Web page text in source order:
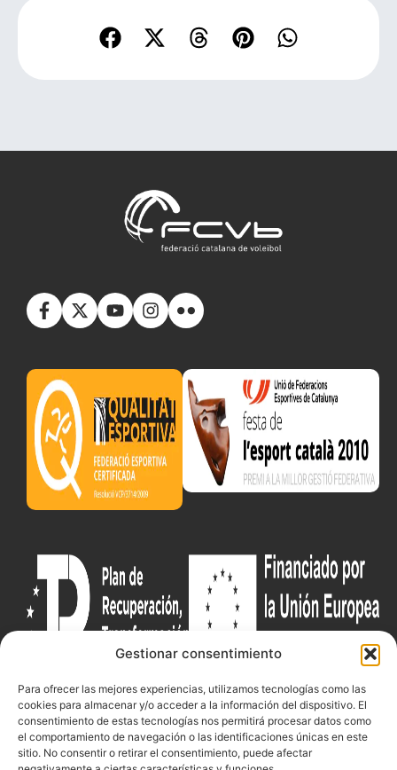
Gestionar consentimiento
Para ofrecer las mejores experiencias, utilizamos tecnologías como las
cookies para almacenar y/o acceder a la información del dispositivo. El
consentimiento de estas tecnologías nos permitirá procesar datos como
el comportamiento de navegación o las identificaciones únicas en este
sitio. No consentir o retirar el consentimiento, puede afectar
Federació
Competicions
Competiciones
Pista
Documentacio
Funcionament
Contacte
Carrer de les
Jonqueres,